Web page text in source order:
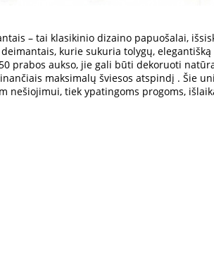
– tai klasikinio dizaino papuošalai,
kurie sukuria tolygų, elegantišką
prabos aukso, jie gali būti dekoruoti
maksimalų šviesos atspindį . Šie
nešiojimui, tiek ypatingoms progoms,